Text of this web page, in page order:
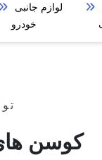
لوازم جانبی
خودرو
کوسن